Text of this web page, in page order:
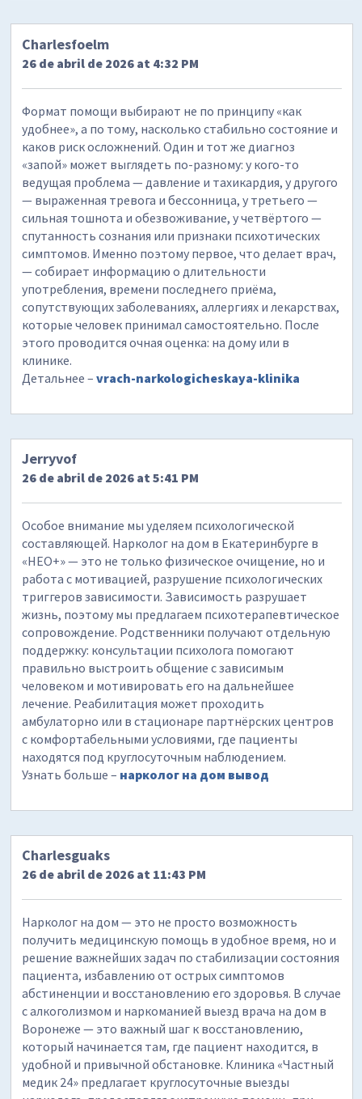
Charlesfoelm
26 de abril de 2026 at 4:32 PM
Формат помощи выбирают не по принципу «как
удобнее», а по тому, насколько стабильно состояние и
каков риск осложнений. Один и тот же диагноз
«запой» может выглядеть по-разному: у кого-то
ведущая проблема — давление и тахикардия, у другого
— выраженная тревога и бессонница, у третьего —
сильная тошнота и обезвоживание, у четвёртого —
спутанность сознания или признаки психотических
симптомов. Именно поэтому первое, что делает врач,
— собирает информацию о длительности
употребления, времени последнего приёма,
сопутствующих заболеваниях, аллергиях и лекарствах,
которые человек принимал самостоятельно. После
этого проводится очная оценка: на дому или в
клинике.
Детальнее –vrach-narkologicheskaya-klinika
Jerryvof
26 de abril de 2026 at 5:41 PM
Особое внимание мы уделяем психологической
составляющей. Нарколог на дом в Екатеринбурге в
«НЕО+» — это не только физическое очищение, но и
работа с мотивацией, разрушение психологических
триггеров зависимости. Зависимость разрушает
жизнь, поэтому мы предлагаем психотерапевтическое
сопровождение. Родственники получают отдельную
поддержку: консультации психолога помогают
правильно выстроить общение с зависимым
человеком и мотивировать его на дальнейшее
лечение. Реабилитация может проходить
амбулаторно или в стационаре партнёрских центров
с комфортабельными условиями, где пациенты
находятся под круглосуточным наблюдением.
Узнать больше – нарколог на дом вывод
Charlesguaks
26 de abril de 2026 at 11:43 PM
Нарколог на дом — это не просто возможность
получить медицинскую помощь в удобное время, но и
решение важнейших задач по стабилизации состояния
пациента, избавлению от острых симптомов
абстиненции и восстановлению его здоровья. В случае
с алкоголизмом и наркоманией выезд врача на дом в
Воронеже — это важный шаг к восстановлению,
который начинается там, где пациент находится, в
удобной и привычной обстановке. Клиника «Частный
медик 24» предлагает круглосуточные выезды